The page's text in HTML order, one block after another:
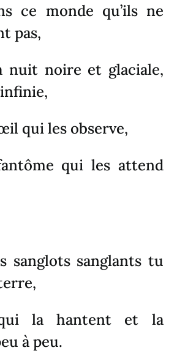
ce monde qu’ils ne
pas,
nuit noire et glaciale,
qui les observe,
qui les attend
sanglots sanglants tu
la hantent et la
à peu.